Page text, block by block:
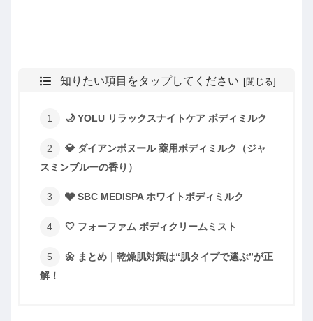
知りたい項目をタップしてください
🌙 YOLU リラックスナイトケア ボディミルク
💎 ダイアンボヌール 薬用ボディミルク（ジャ
スミンブルーの香り）
🩶 SBC MEDISPA ホワイトボディミルク
🤍 フォーファム ボディクリームミスト
🌼 まとめ｜乾燥肌対策は“肌タイプで選ぶ”が正
解！